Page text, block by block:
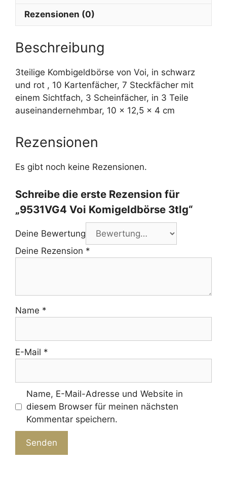
Rezensionen (0)
Beschreibung
3teilige Kombigeldbörse von Voi, in schwarz
und rot , 10 Kartenfächer, 7 Steckfächer mit
einem Sichtfach, 3 Scheinfächer, in 3 Teile
auseinandernehmbar, 10 x 12,5 x 4 cm
Rezensionen
Es gibt noch keine Rezensionen.
Schreibe die erste Rezension für
„9531VG4 Voi Komigeldbörse 3tlg“
Deine Bewertung
Deine Rezension *
Name *
E-Mail *
Name, E-Mail-Adresse und Website in
diesem Browser für meinen nächsten
Kommentar speichern.